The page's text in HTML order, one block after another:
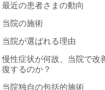
最近の患者さまの動向
当院の施術
当院が選ばれる理由
慢性症状が何故、当院で改
復するのか？
当院独自の包括的施術